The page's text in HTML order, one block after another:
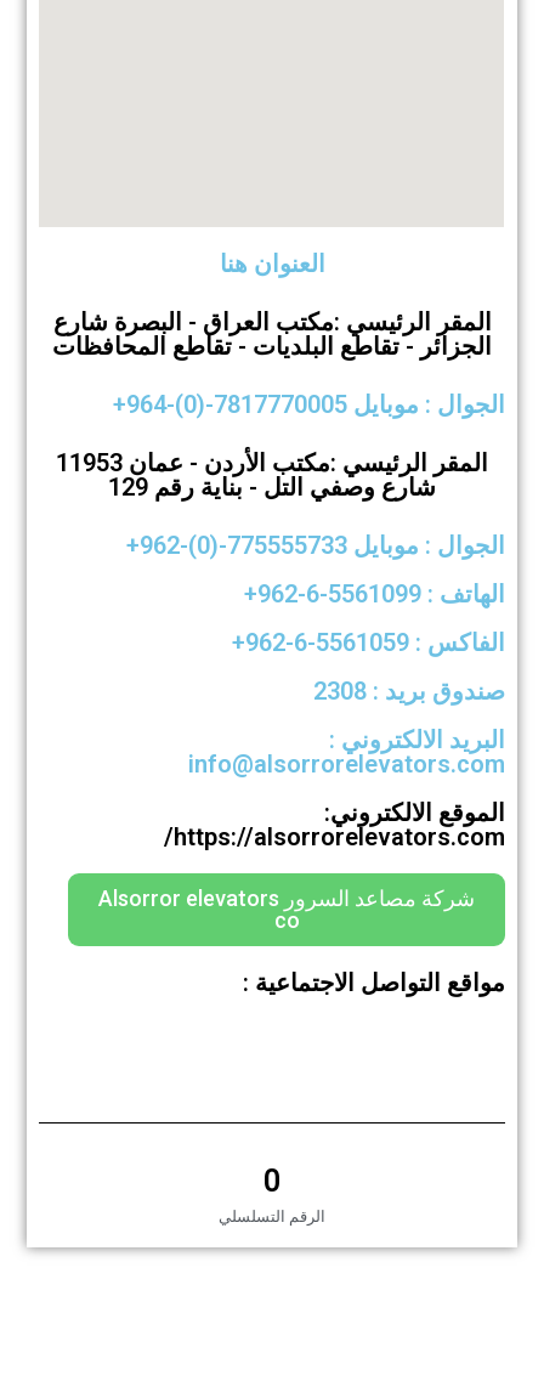
العنوان هنا
المقر الرئيسي :مكتب العراق - البصرة شارع
الجزائر - تقاطع البلديات - تقاطع المحافظات
الجوال : موبايل 7817770005-(0)-964+
المقر الرئيسي :مكتب الأردن - عمان 11953
شارع وصفي التل - بناية رقم 129
الجوال : موبايل 775555733-(0)-962+
الهاتف : 5561099-6-962+
الفاكس : 5561059-6-962+
صندوق بريد : 2308
البريد الالكتروني :
info@alsorrorelevators.com
الموقع الالكتروني:
https://alsorrorelevators.com/
شركة مصاعد السرور Alsorror elevators
co
مواقع التواصل الاجتماعية :
الرقم التسلسلي
0